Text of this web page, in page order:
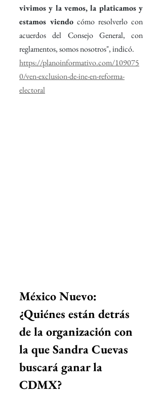
vivimos y la vemos, la platicamos y
estamos viendo cómo resolverlo con
acuerdos del Consejo General, con
reglamentos, somos nosotros", indicó.
https://planoinformativo.com/109075
0/ven-exclusion-de-ine-en-reforma-
electoral
México Nuevo:
¿Quiénes están detrás
de la organización con
la que Sandra Cuevas
buscará ganar la
CDMX?